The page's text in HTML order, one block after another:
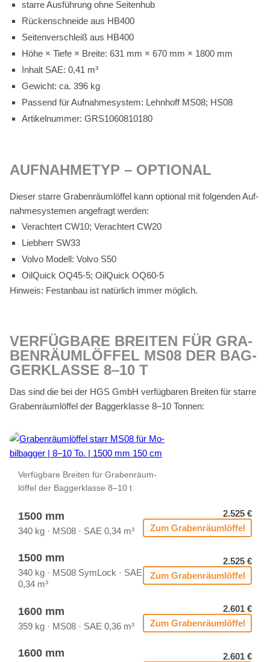
star­re Aus­füh­rung ohne Sei­ten­hub
Rü­cken­schnei­de aus HB400
Sei­ten­ver­schleiß aus HB400
Höhe × Tie­fe × Brei­te: 631 mm × 670 mm × 1800 mm
In­halt SAE: 0,41 m³
Ge­wicht: ca. 396 kg
Pas­send für Auf­nah­me­sys­tem: Lehn­hoff MS08; HS08
Ar­ti­kel­num­mer: GRS1060810180
AUF­NAH­ME­TYP – OP­TIO­NAL
Die­ser star­re Gra­ben­räum­löf­fel kann op­tio­nal mit fol­gen­den Auf­
nah­me­sys­te­men an­ge­fragt wer­den:
Ver­ach­tert CW10; Ver­ach­tert CW20
Lieb­herr SW33
Vol­vo Mo­dell: Vol­vo S50
Oil­Quick OQ45‑5; Oil­Quick OQ60‑5
Hin­weis: Fest­an­bau ist na­tür­lich im­mer mög­lich.
VER­FÜG­BA­RE BREI­TEN FÜR GRA­
BEN­RÄUM­LÖF­FEL MS08 DER BAG­
GER­KLAS­SE 8–10 T
Das sind die bei der HGS GmbH ver­füg­ba­ren Brei­ten für star­re
Gra­ben­räum­löf­fel der Bag­ger­klas­se 8–10 Ton­nen:
Ver­füg­ba­re Brei­ten für Gra­ben­räum­
löf­fel der Bag­ger­klas­se 8–10 t
1500 mm
340 kg · MS08 · SAE 0,34 m³
2.525 €
Zum Gra­ben­räum­löf­fel
1500 mm
340 kg · MS08 Sym­Lock · SAE
0,34 m³
2.525 €
Zum Gra­ben­räum­löf­fel
1600 mm
359 kg · MS08 · SAE 0,36 m³
2.601 €
Zum Gra­ben­räum­löf­fel
1600 mm
2.601 €